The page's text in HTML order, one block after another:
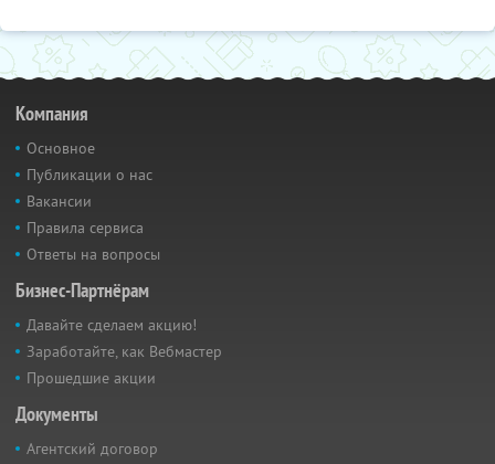
Компания
Основное
Публикации о нас
Вакансии
Правила сервиса
Ответы на вопросы
Бизнес-Партнёрам
Давайте сделаем акцию!
Заработайте, как Вебмастер
Прошедшие акции
Документы
Агентский договор